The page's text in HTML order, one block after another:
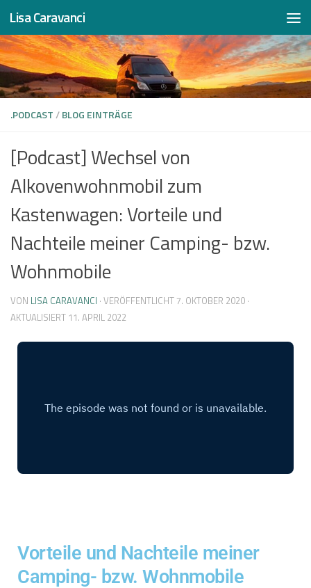
Zum Inhalt springen
Lisa Caravanci
.PODCAST/BLOG EINTRÄGE
[Podcast] Wechsel von
Alkovenwohnmobil zum
Kastenwagen: Vorteile und
Nachteile meiner Camping- bzw.
Wohnmobile
VON LISA CARAVANCI · VERÖFFENTLICHT7. OKTOBER 2020 ·
AKTUALISIERT 11. APRIL 2022
Vorteile und Nachteile meiner
Camping- bzw. Wohnmobile